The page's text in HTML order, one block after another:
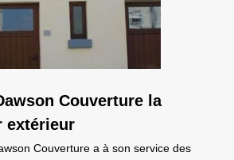
Couverture la
extérieur
Couverture a à son service des